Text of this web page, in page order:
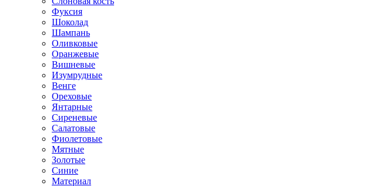
Фуксия
Шоколад
Шампань
Оливковые
Оранжевые
Вишневые
Изумрудные
Венге
Ореховые
Янтарные
Сиреневые
Салатовые
Фиолетовые
Мятные
Золотые
Синие
Материал